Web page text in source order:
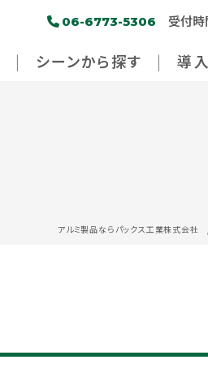
シーンから探す 導
06-6773-5306 受付時
アルミ製品ならパックス工業株式会社